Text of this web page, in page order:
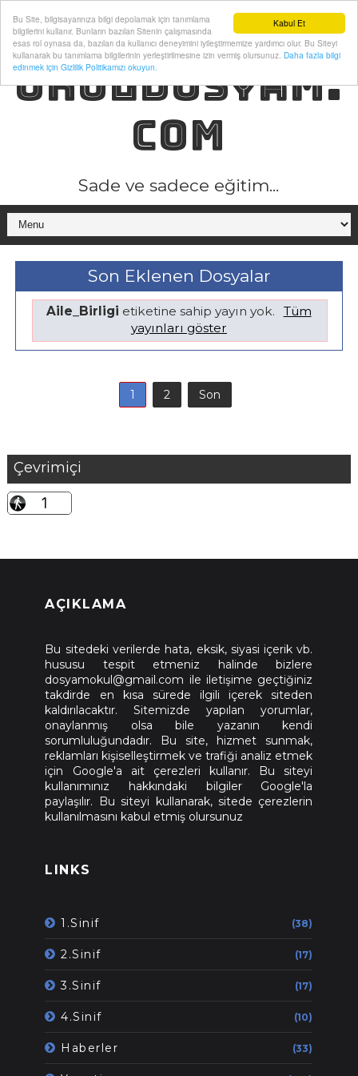
Kabul Et
Bu Site, bilgisayarınıza bilgi depolamak için tanımlama
bilgilerini kullanır. Bunların bazıları Sitenin çalışmasında
esas rol oynasa da, bazıları da kullanıcı deneyimini iyileştirmemize yardımcı olur. Bu Siteyi
kullanarak bu tanımlama bilgilerinin yerleştirilmesine izin vermiş olursunuz. Daha fazla bilgi
edinmek için Gizlilik Politikamızı okuyun.
OKULDOSYAM.
COM
Sade ve sadece eğitim...
Son Eklenen Dosyalar
Aile_Birligi etiketine sahip yayın yok.
Tüm
yayınları göster
1 2 Son
Çevrimiçi
AÇIKLAMA
Bu sitedeki verilerde hata, eksik, siyasi içerik vb.
hususu tespit etmeniz halinde bizlere
dosyamokul@gmail.com ile iletişime geçtiğiniz
takdirde en kısa sürede ilgili içerek siteden
kaldırılacaktır. Sitemizde yapılan yorumlar,
onaylanmış olsa bile yazanın kendi
sorumluluğundadır. Bu site, hizmet sunmak,
reklamları kişiselleştirmek ve trafiği analiz etmek
için Google'a ait çerezleri kullanır. Bu siteyi
kullanımınız hakkındaki bilgiler Google'la
paylaşılır. Bu siteyi kullanarak, sitede çerezlerin
kullanılmasını kabul etmiş olursunuz
LINKS
1.Sinif (38)
2.Sinif (17)
3.Sinif (17)
4.Sinif (10)
Haberler (33)